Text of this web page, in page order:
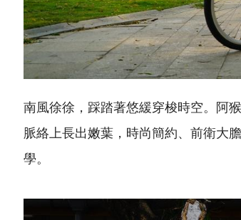
南風徐徐，踩踏著悠緩穿梭時空。阿
脈絡上長出嫩葉，時尚簡約、前衛大
學。